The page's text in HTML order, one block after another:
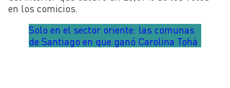
en los comicios.
Solo en el sector oriente: las comunas
de Santiago en que ganó Carolina Tohá